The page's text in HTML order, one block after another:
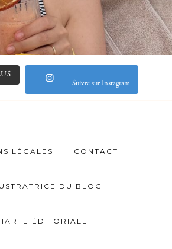
Suivre sur Instagram
LÉGALES CONTACT
DU BLOG
ÉDITORIALE